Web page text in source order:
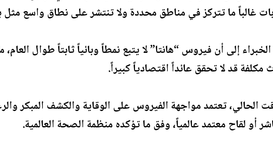
غالباً ما تتركز في مناطق محددة ولا تنتشر على نطاق واسع
إلى أن فيروس “هانتا” لا يتبع نمطاً وبائياً ثابتاً طوال
مكلفة قد لا تحقق عائداً اقتصادياً كبيراً.
الحالي، تعتمد مواجهة الفيروس على الوقاية والكشف المبكر
أو لقاح معتمد عالمياً، وفق ما تؤكده منظمة الصحة العالمية.